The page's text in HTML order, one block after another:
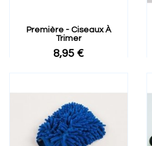
Première - Ciseaux À
Trimer
8,95 €